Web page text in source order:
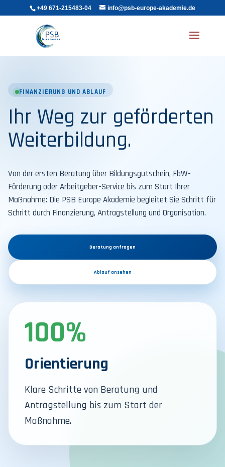
+49 671-215483-04 info@psb-europe-akademie.de
FINANZIERUNG UND ABLAUF
Ihr Weg zur geförderten
Weiterbildung.
Von der ersten Beratung über Bildungsgutschein, FbW-
Förderung oder Arbeitgeber-Service bis zum Start Ihrer
Maßnahme: Die PSB Europe Akademie begleitet Sie Schritt für
Schritt durch Finanzierung, Antragstellung und Organisation.
Beratung anfragen
Ablauf ansehen
100%
Orientierung
Klare Schritte von Beratung und
Antragstellung bis zum Start der
Maßnahme.